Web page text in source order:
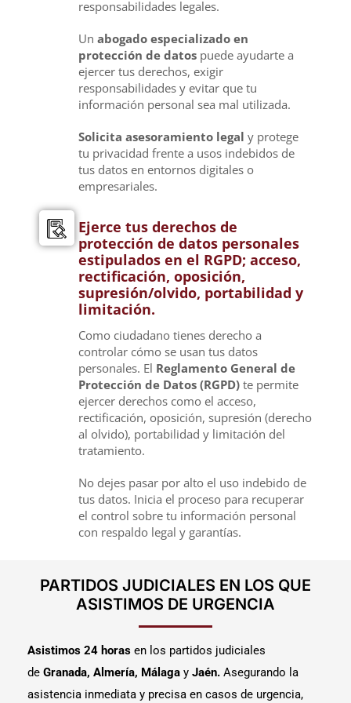
responsabilidades legales.
Un abogado especializado en
protección de datos puede ayudarte a
ejercer tus derechos, exigir
responsabilidades y evitar que tu
información personal sea mal utilizada.
Solicita asesoramiento legal y protege
tu privacidad frente a usos indebidos de
tus datos en entornos digitales o
empresariales.
Ejerce tus derechos de
protección de datos personales
estipulados en el RGPD; acceso,
rectificación, oposición,
supresión/olvido, portabilidad y
limitación.
Como ciudadano tienes derecho a
controlar cómo se usan tus datos
personales. El Reglamento General de
Protección de Datos (RGPD) te permite
ejercer derechos como el acceso,
rectificación, oposición, supresión (derecho
al olvido), portabilidad y limitación del
tratamiento.
No dejes pasar por alto el uso indebido de
tus datos. Inicia el proceso para recuperar
el control sobre tu información personal
con respaldo legal y garantías.
PARTIDOS JUDICIALES EN LOS QUE
ASISTIMOS DE URGENCIA
Asistimos 24 horas en los partidos judiciales
de Granada, Almería, Málaga y Jaén. Asegurando la
asistencia inmediata y precisa en casos de urgencia,